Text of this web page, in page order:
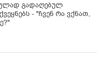
გადაღებულ
- "ჩვენ რა ვქნათ,